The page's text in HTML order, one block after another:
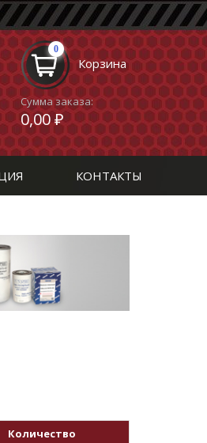
0
Корзина
Сумма заказа:
0,00 ₽
КОНТАКТЫ
Количество